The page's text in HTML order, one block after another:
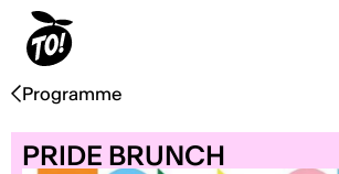
Programme
PRIDE BRUNCH